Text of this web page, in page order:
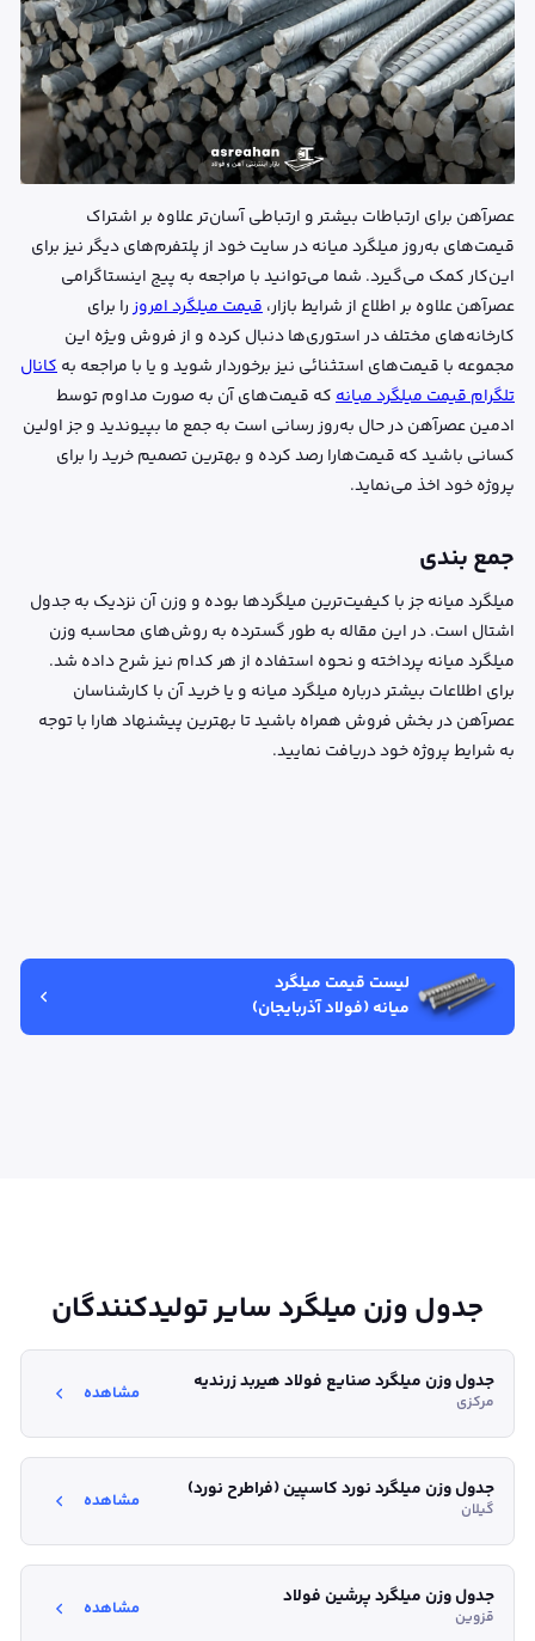
عصرآهن برای ارتباطات بیشتر و ارتباطی آسان‌تر علاوه بر اشتراک
قیمت‌های به‌روز میلگرد میانه در سایت خود از پلتفرم‌های دیگر نیز برای
این‌کار کمک می‌گیرد. شما می‌توانید با مراجعه به پیج اینستاگرامی
عصرآهن علاوه بر اطلاع از شرایط بازار،قیمت میلگرد امروزرا برای
کارخانه‌های مختلف در استوری‌ها دنبال کرده و از فروش ویژه این
مجموعه با قیمت‌های استثنائی نیز برخوردار شوید و یا با مراجعه بهکانال
تلگرام قیمت میلگرد میانهکه قیمت‌های آن به صورت مداوم توسط
ادمین عصرآهن در حال ‌به‌روز رسانی است به جمع ما بپیوندید و جز اولین
کسانی باشید که قیمت‌هارا رصد کرده و بهترین تصمیم خرید را برای
پروژه خود اخذ می‌نماید.
جمع بندی
میلگرد میانه جز با کیفیت‌ترین میلگردها بوده و وزن آن نزدیک به جدول
اشتال است. در این مقاله به طور گسترده به روش‌های محاسبه وزن
میلگرد میانه پرداخته و نحوه استفاده از هر کدام نیز شرح داده شد.
برای اطلاعات بیشتر درباره میلگرد میانه و یا خرید آن با کارشناسان
عصرآهن در بخش فروش همراه باشید تا بهترین پیشنهاد هارا با توجه
به شرایط پروژه خود دریافت نمایید.
لیست قیمت میلگرد
میانه (فولاد آذربایجان)
جدول وزن میلگرد سایر تولیدکنندگان
جدول وزن میلگرد صنایع فولاد هیربد زرندیه
مرکزی مشاهده
جدول وزن میلگرد نورد کاسپین (فراطرح نورد)
گیلان مشاهده
جدول وزن میلگرد پرشین فولاد
قزوین مشاهده